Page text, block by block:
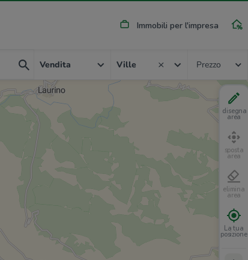
Immobili per l'impresa
Vendita Ville Prezzo
disegna
area
sposta
area
elimina
area
La tua
posizione